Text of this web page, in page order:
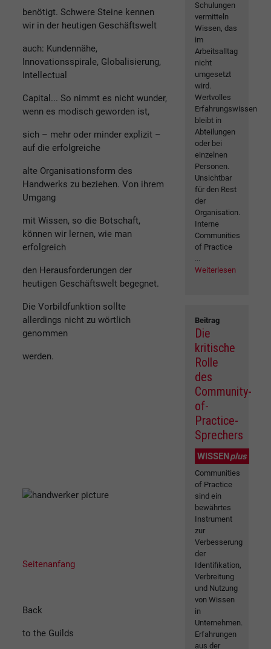
benötigt. Schwere Steine kennen
wir in der heutigen Geschäftswelt
auch: Kundennähe,
Innovationsspirale, Globalisierung,
Intellectual
Capital... So nimmt es nicht wunder,
wenn es modisch geworden ist,
sich – mehr oder minder explizit –
auf die erfolgreiche
alte Organisationsform des
Handwerks zu beziehen. Von ihrem
Umgang
mit Wissen, so die Botschaft,
können wir lernen, wie man
erfolgreich
den Herausforderungen der
heutigen Geschäftswelt begegnet.
Die Vorbildfunktion sollte
allerdings nicht zu wörtlich
genommen
werden.
Seitenanfang
Back
to the Guilds
Schulungen
vermitteln
Wissen, das
im
Arbeitsalltag
nicht
umgesetzt
wird.
Wertvolles
Erfahrungswissen
bleibt in
Abteilungen
oder bei
einzelnen
Personen.
Unsichtbar
für den Rest
der
Organisation.
Interne
Communities
of Practice
...
Weiterlesen
Beitrag
Die
kritische
Rolle
des
Community-
of-
Practice-
Sprechers
WISSENplus
Communities
of Practice
sind ein
bewährtes
Instrument
zur
Verbesserung
der
Identifikation,
Verbreitung
und Nutzung
von Wissen
in
Unternehmen.
Erfahrungen
aus der